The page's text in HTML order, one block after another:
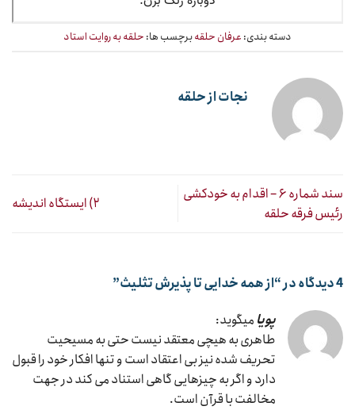
از همه خدایی تا پذیرش تثلیث
دسته بندی: عرفان حلقهبرچسب ها: حلقه به روایت استاد
نجات از حلقه
سند شماره ۶ – اقدام به خودکشی
رئیس فرقه حلقه
۲) ایستگاه اندیشه
4 دیدگاه در “ از همه خدایی تا پذیرش تثلیث”
پویا میگوید:
طاهری به هیچی معتقد نیست حتی به مسیحیت
تحریف شده نیز بی اعتقاد است و تنها افکار خود را قبول
دارد و اگر به چیزهایی گاهی استناد می کند در جهت
مخالفت با قرآن است.